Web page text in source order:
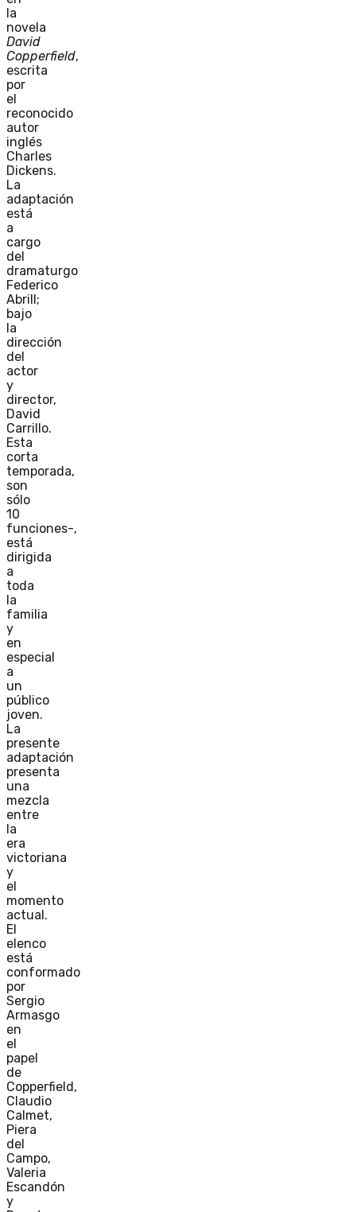
la
novela
David
Copperfield,
escrita
por
el
reconocido
autor
inglés
Charles
Dickens.
La
adaptación
está
a
cargo
del
dramaturgo
Federico
Abrill;
bajo
la
dirección
del
actor
y
director,
David
Carrillo.
Esta
corta
temporada,
son
sólo
10
funciones-,
está
dirigida
a
toda
la
familia
y
en
especial
a
un
público
joven.
La
presente
adaptación
presenta
una
mezcla
entre
la
era
victoriana
y
el
momento
actual.
El
elenco
está
conformado
por
Sergio
Armasgo
en
el
papel
de
Copperfield,
Claudio
Calmet,
Piera
del
Campo,
Valeria
Escandón
y